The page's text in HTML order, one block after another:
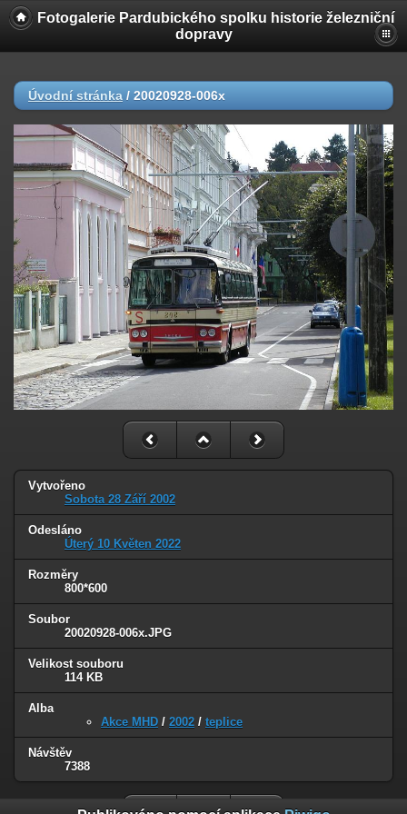
Fotogalerie Pardubického spolku historie železniční
dopravy
Úvodní stránka / 20020928-006x
Vytvořeno
Sobota 28 Září 2002
Odesláno
Úterý 10 Květen 2022
Rozměry
800*600
Soubor
20020928-006x.JPG
Velikost souboru
114 KB
Alba
Akce MHD / 2002 / teplice
Návštěv
7388